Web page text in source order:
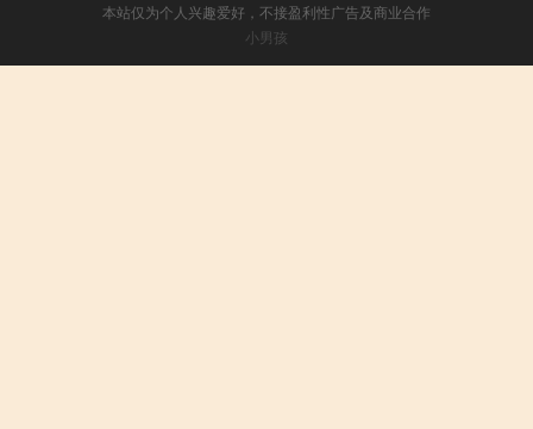
本站仅为个人兴趣爱好，不接盈利性广告及商业合作
小男孩